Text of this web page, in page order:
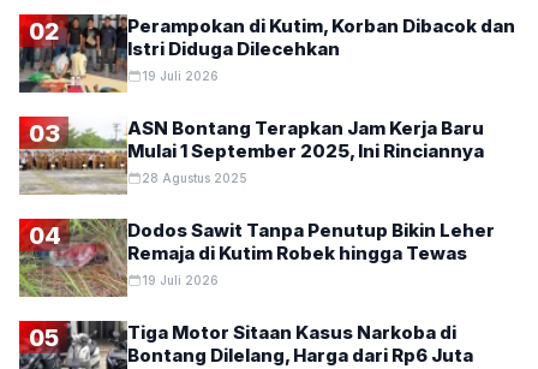
02
Perampokan di Kutim, Korban Dibacok dan
Istri Diduga Dilecehkan
19 Juli 2026
03
ASN Bontang Terapkan Jam Kerja Baru
Mulai 1 September 2025, Ini Rinciannya
28 Agustus 2025
04
Dodos Sawit Tanpa Penutup Bikin Leher
Remaja di Kutim Robek hingga Tewas
19 Juli 2026
05
Tiga Motor Sitaan Kasus Narkoba di
Bontang Dilelang, Harga dari Rp6 Juta